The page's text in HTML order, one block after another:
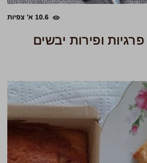
10.6 א' צפיות
ופירות יבשים